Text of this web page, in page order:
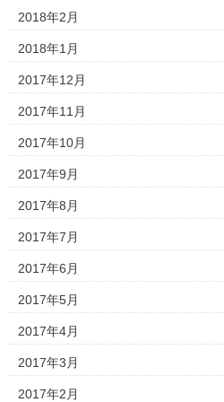
2018年2月
2018年1月
2017年12月
2017年11月
2017年10月
2017年9月
2017年8月
2017年7月
2017年6月
2017年5月
2017年4月
2017年3月
2017年2月